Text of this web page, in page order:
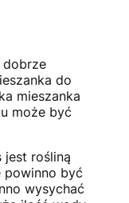
dobrze
do
mieszanka
może być
jest rośliną
powinno być
wysychać